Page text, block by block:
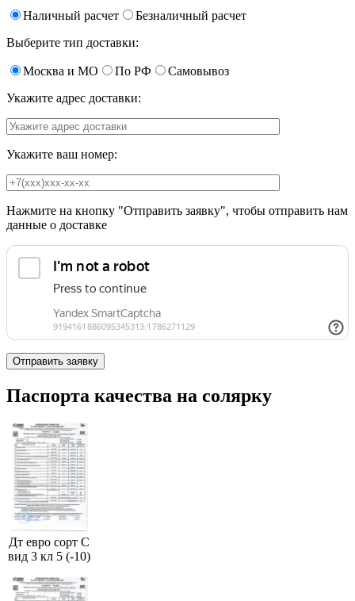
Наличный расчет
Безналичный расчет
Выберите тип доставки:
Москва и МО По РФ
Самовывоз
Укажите адрес доставки:
Укажите ваш номер:
Нажмите на кнопку "Отправить заявку", чтобы отправить нам
данные о доставке
Паспорта качества на солярку
Дт евро сорт С
вид 3 кл 5 (-10)